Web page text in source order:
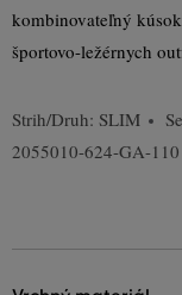
kombinovateľný
športovo-ležérnych
Strih/Druh: SLIM
2055010-624-GA-110